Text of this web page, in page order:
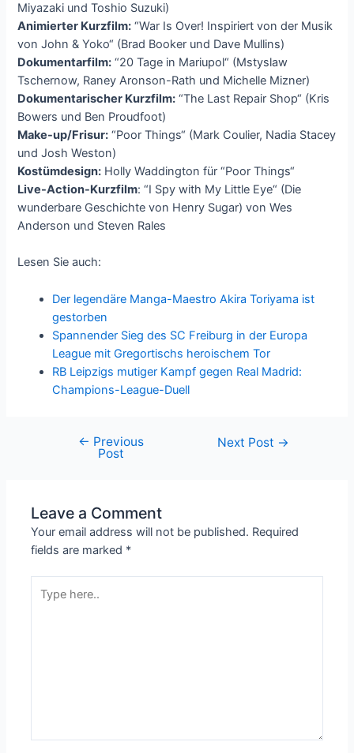
Miyazaki und Toshio Suzuki)
Animierter Kurzfilm: “War Is Over! Inspiriert von der Musik
von John & Yoko“ (Brad Booker und Dave Mullins)
Dokumentarfilm: “20 Tage in Mariupol“ (Mstyslaw
Tschernow, Raney Aronson-Rath und Michelle Mizner)
Dokumentarischer Kurzfilm: “The Last Repair Shop“ (Kris
Bowers und Ben Proudfoot)
Make-up/Frisur: “Poor Things“ (Mark Coulier, Nadia Stacey
und Josh Weston)
Kostümdesign: Holly Waddington für “Poor Things“
Live-Action-Kurzfilm: “I Spy with My Little Eye“ (Die
wunderbare Geschichte von Henry Sugar) von Wes
Anderson und Steven Rales
Lesen Sie auch:
Der legendäre Manga-Maestro Akira Toriyama ist
gestorben
Spannender Sieg des SC Freiburg in der Europa
League mit Gregortischs heroischem Tor
RB Leipzigs mutiger Kampf gegen Real Madrid:
Champions-League-Duell
← Previous
Post
Next Post →
Leave a Comment
Your email address will not be published. Required
fields are marked *
here..